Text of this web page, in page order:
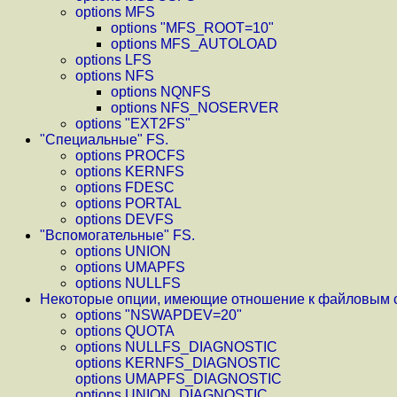
options MFS
options "MFS_ROOT=10"
options MFS_AUTOLOAD
options LFS
options NFS
options NQNFS
options NFS_NOSERVER
options "EXT2FS"
"Специальные" FS.
options PROCFS
options KERNFS
options FDESC
options PORTAL
options DEVFS
"Вспомогательные" FS.
options UNION
options UMAPFS
options NULLFS
Некоторые опции, имеющие отношение к файловым
options "NSWAPDEV=20"
options QUOTA
options NULLFS_DIAGNOSTIC
options KERNFS_DIAGNOSTIC
options UMAPFS_DIAGNOSTIC